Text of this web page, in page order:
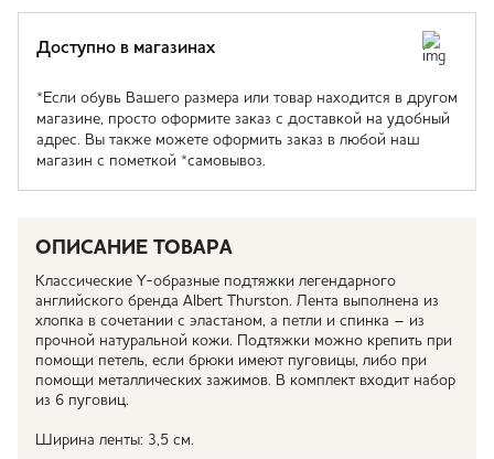
Доступно в магазинах
*Если обувь Вашего размера или товар находится в другом
магазине, просто оформите заказ с доставкой на удобный
адрес. Вы также можете оформить заказ в любой наш
магазин с пометкой *самовывоз.
ОПИСАНИЕ ТОВАРА
Классические Y-образные подтяжки легендарного
английского бренда Albert Thurston. Лента выполнена из
хлопка в сочетании с эластаном, а петли и спинка – из
прочной натуральной кожи. Подтяжки можно крепить при
помощи петель, если брюки имеют пуговицы, либо при
помощи металлических зажимов. В комплект входит набор
из 6 пуговиц.
Ширина ленты: 3,5 см.